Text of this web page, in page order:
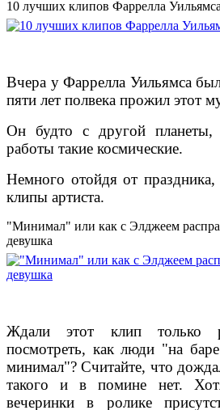
10 лучших клипов Фаррелла
Вчера у Фаррелла Уильямса
пяти лет полвека прожил этот
Он будто с другой планеты,
работы такие космические.
Немного отойдя от
клипы артиста.
"Минимал" или как с Элджеем
девушка
Ждали этот клип только
посмотреть, как люди "на
минимал"? Считайте, что
такого и в помине нет.
вечеринки в ролике